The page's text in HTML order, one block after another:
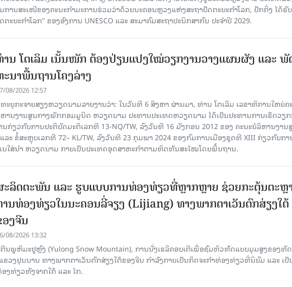
ການສະເໜີຂອງຄະນະກຳມະການຮ່ວມວ່າດ້ວຍນະຄອນຫຼວງແຫ່ງສະຖາປັດຕະຍະກຳໂລກ, ປັກກິ່ງ ໄດ້ຮັ
ຍະກຳໂລກ" ຂອງອົງການ UNESCO ແລະ ສະມາ​ຄົມສະຖາປະນິກສາກົນ ປະຈຳປີ 2029.
ນ ໂຕ​ເລິມ ເນັ້ນໜັກ ຕ້ອງ​ປ່ຽນ​ແປງ​ໃໝ່​ວຽກ​ງານ​ວາງ​ແຜນ​ຜັງ ແລະ ​ພັ
ນາ​ພື້ນ​ຖານ​ໂຄງ​ລ່າງ
08/2026 12:57
ະຍຸກະຈາຍສຽງຫວຽດນາມລາຍງານວ່າ: ໃນ​ວັນ​ທີ 6 ສິງ​ຫາ ຜ່ານມາ, ທ່ານ ໂຕ​ເລິມ ເລ​ຂາ​ທິ​ການ​ໃຫຍ່​ຄ
ານ​ງານ​ສູນ​ກາງ​ພັກ​ກອມ​ມູ​ນິດ ຫວຽດ​ນາມ ປະ​ທານ​ປະ​ເທດຫວຽດ​ນາມ ໄດ້​ເປັນ​ປະ​ທານ​ການ​ເຮັດ​ວຽ
ກ່ຽວ​ກັບ​ການ​ປະ​ຕິ​ບັດ​ມະ​ຕິ​ເລກ​ທີ 13-NQ/TW, ລົງວັນ​ທີ 16 ມັງ​ກອນ 2012 ຂອງ ຄະ​ນະ​ບໍ​ລິ​ຫານ​ງານ​
ຂໍ້​ສະ​ຫຼຸບ​ເລກ​ທີ 72– KL/TW, ​ລົງວັນ​ທີ 23 ກຸມ​ພາ 2024 ຂອງ​ກົມ​ການ​ເມື​ອງ​ຊຸດ​ທີ XIII ກ່ຽວ​ກັບ​ກ
ນ​ໃສ່​ນຳ ຫວຽດ​ນາມ ກາຍ​ເປັນ​ປະ​ເທດ​ອຸດ​ສາ​ຫະ​ກຳ​ຕາມ​ທິດ​ທັນ​ສະ​ໄໝ​ໂດຍ​ພື້ນ​ຖານ.
ລິດຕະພັນ ແລະ ຮູບແບບການທ່ອງທ່ຽວທີ່ຫຼາກຫຼາຍ ຊ່ວຍກະຕຸ້ນຕະຫຼ
ນທ່ອງທ່ຽວໃນນະຄອນລີ່ຈຽງ (Lijiang) ທາງພາກຕາເວັນຕົກສ່ຽງໃຕ້
ງຈີນ
08/2026 13:32
ນພູຫິມະຢູຫຼົງ (Yulong Snow Mountain), ການນັ່ງເຮລິຄອບເຕີເພື່ອຊົມທິວທັດແບບມຸມສູງຂອງທັ
ຂວງຢຸນນານ ທາງພາກຕາເວັນຕົກສ່ຽງໃຕ້ຂອງຈີນ ກຳລັງກາຍເປັນກິດຈະກຳທ່ອງທ່ຽວທີ່ນິຍົມ ແລະ ເປັ
ທ່ຽວທັງຈາກໃກ້ ແລະ ໄກ.